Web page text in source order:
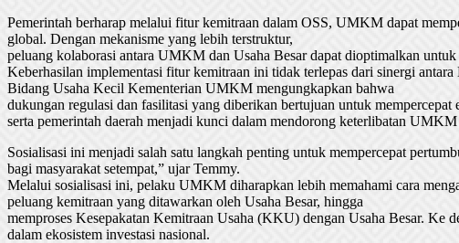
Pemerintah berharap melalui fitur kemitraan dalam OSS, UMKM dapat
global. Dengan mekanisme yang lebih terstruktur,
peluang kolaborasi antara UMKM dan Usaha Besar dapat dioptimalkan
Keberhasilan implementasi fitur kemitraan ini tidak terlepas dari sinergi
Bidang Usaha Kecil Kementerian UMKM mengungkapkan bahwa
dukungan regulasi dan fasilitasi yang diberikan bertujuan untuk
serta pemerintah daerah menjadi kunci dalam mendorong keterlibatan UMKM
Sosialisasi ini menjadi salah satu langkah penting untuk mempercepat
bagi masyarakat setempat,” ujar Temmy.
Melalui sosialisasi ini, pelaku UMKM diharapkan lebih memahami cara
peluang kemitraan yang ditawarkan oleh Usaha Besar, hingga
memproses Kesepakatan Kemitraan Usaha (KKU) dengan Usaha Besar. Ke
dalam ekosistem investasi nasional.